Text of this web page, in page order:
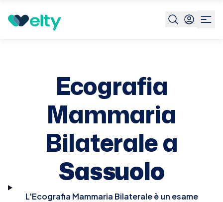
Prenota visita Ecografia Mammaria Bilaterale Sassuolo
Ecografia
Mammaria
Bilaterale a
Sassuolo
L'Ecografia Mammaria Bilaterale è un esame